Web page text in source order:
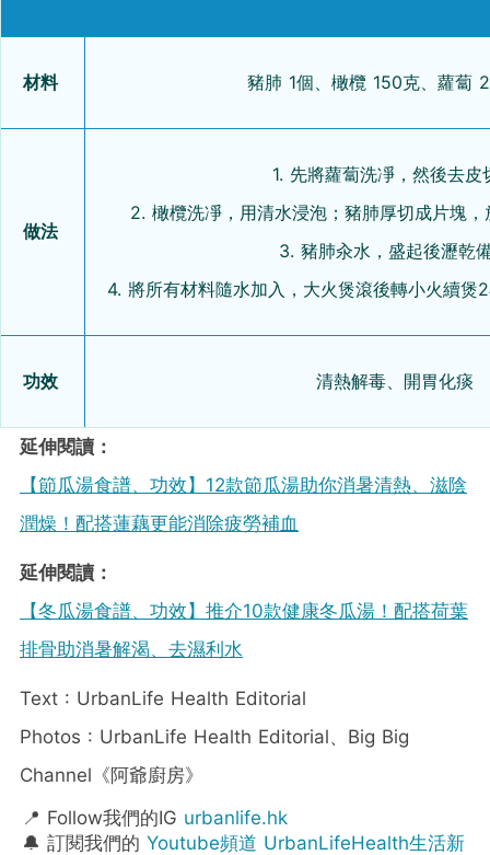
材料 豬肺 1個、橄欖 150克、蘿蔔
做法
1. 先將蘿蔔洗凈，然後去皮
2. 橄欖洗凈，用清水浸泡；豬肺厚切成片塊
3. 豬肺汆水，盛起後瀝乾
4. 將所有材料隨水加入，大火煲滾後轉小火續煲
功效 清熱解毒、開胃化痰
延伸閱讀：
【節瓜湯食譜、功效】12款節瓜湯助你消暑清熱、滋陰
潤燥！配搭蓮藕更能消除疲勞補血
延伸閱讀：
【冬瓜湯食譜、功效】推介10款健康冬瓜湯！配搭荷葉
排骨助消暑解渴、去濕利水
Text : UrbanLife Health Editorial
Photos : UrbanLife Health Editorial、Big Big
Channel《阿爺廚房》
📍 Follow我們的IG urbanlife.hk
🔔 訂閱我們的 Youtube頻道 UrbanLifeHealth生活新